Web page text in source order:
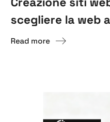
scegliere la web
Read more